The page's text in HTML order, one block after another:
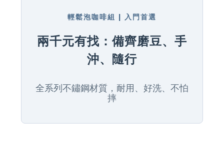
輕鬆泡咖啡組 | 入門首選
兩千元有找：備齊磨豆、手
沖、隨行
全系列不鏽鋼材質，耐用、好洗、不怕
摔